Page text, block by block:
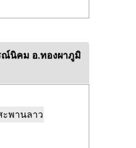
ณ์นิคม อ.ทองผาภูมิ
ะพานลาว